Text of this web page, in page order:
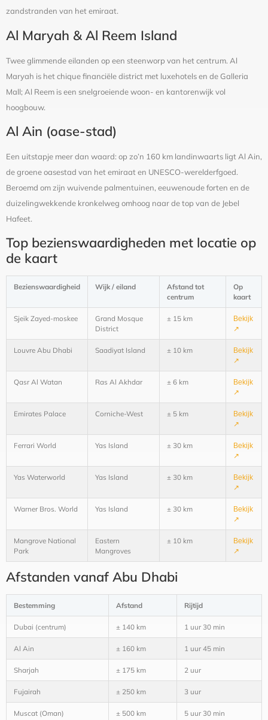
zandstranden van het emiraat.
Al Maryah & Al Reem Island
Twee glimmende eilanden op een steenworp van het centrum. Al
Maryah is het chique financiële district met luxehotels en de Galleria
Mall; Al Reem is een snelgroeiende woon- en kantorenwijk vol
hoogbouw.
Al Ain (oase-stad)
Een uitstapje meer dan waard: op zo’n 160 km landinwaarts ligt Al Ain,
de groene oasestad van het emiraat en UNESCO-werelderfgoed.
Beroemd om zijn wuivende palmentuinen, eeuwenoude forten en de
duizelingwekkende kronkelweg omhoog naar de top van de Jebel
Hafeet.
Top bezienswaardigheden met locatie op
de kaart
Bezienswaardigheid Wijk / eiland
Afstand tot
centrum
Op
kaart
Sjeik Zayed-moskee
Grand Mosque
District
± 15 km
Bekijk
↗
Louvre Abu Dhabi Saadiyat Island ± 10 km
Bekijk
↗
Qasr Al Watan Ras Al Akhdar ± 6 km
Bekijk
↗
Emirates Palace Corniche-West ± 5 km
Bekijk
↗
Ferrari World Yas Island ± 30 km
Bekijk
↗
Yas Waterworld Yas Island ± 30 km
Bekijk
↗
Warner Bros. World Yas Island ± 30 km
Bekijk
↗
Mangrove National
Park
Eastern
Mangroves
± 10 km
Bekijk
↗
Afstanden vanaf Abu Dhabi
Bestemming Afstand Rijtijd
Dubai (centrum) ± 140 km 1 uur 30 min
Al Ain ± 160 km 1 uur 45 min
Sharjah ± 175 km 2 uur
Fujairah ± 250 km 3 uur
Muscat (Oman) ± 500 km 5 uur 30 min